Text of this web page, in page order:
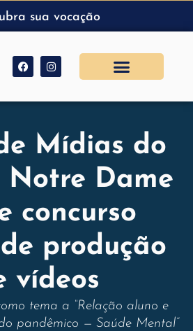
sua vocação
Mídias do
Notre Dame
concurso
produção
vídeos
tema a “Relação aluno e
pandêmico — Saúde Mental”